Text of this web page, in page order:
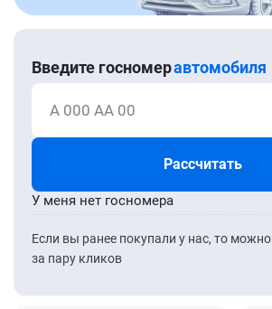
Введите госномеравтомобиля
А 000 АА 00
Рассчитать
Если вы ранее покупали у нас, то можно
за пару кликов
У меня нет госномера